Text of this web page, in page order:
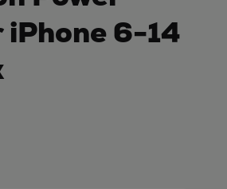
6-14